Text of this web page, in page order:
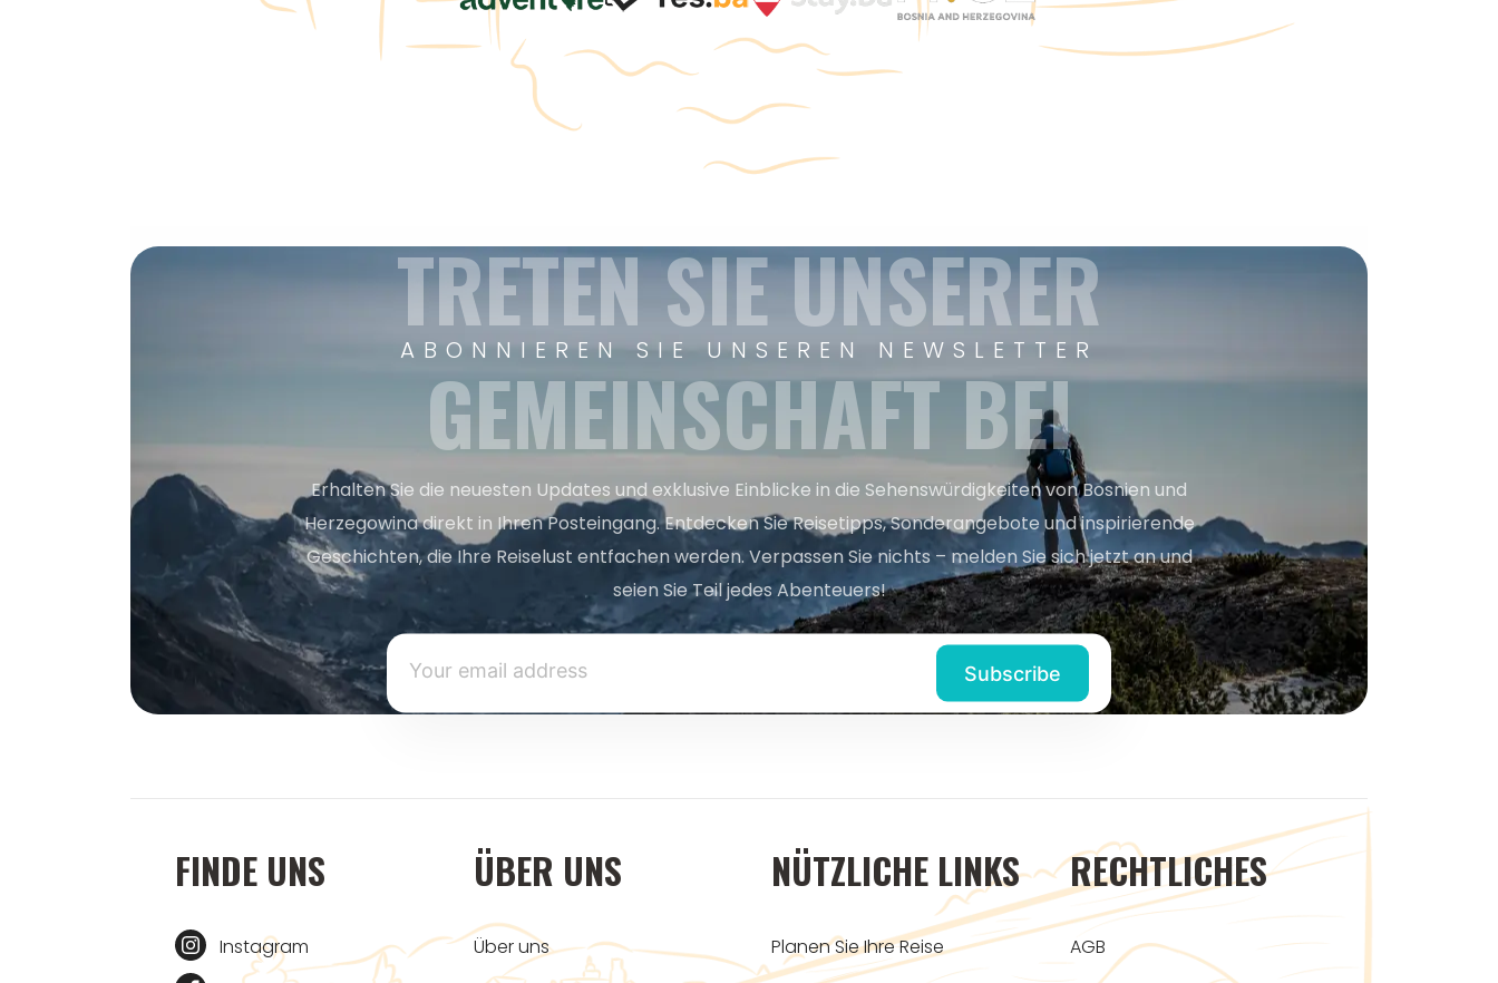
ABONNIEREN SIE UNSEREN NEWSLETTER
TRETEN SIE UNSERER
GEMEINSCHAFT BEI
Erhalten Sie die neuesten Updates und exklusive Einblicke in die Sehenswürdigkeiten von Bosnien und
Herzegowina direkt in Ihren Posteingang. Entdecken Sie Reisetipps, Sonderangebote und inspirierende
Geschichten, die Ihre Reiselust entfachen werden. Verpassen Sie nichts – melden Sie sich jetzt an und
seien Sie Teil jedes Abenteuers!
FINDE UNS
Instagram
ÜBER UNS
Über uns
NÜTZLICHE LINKS
Planen Sie Ihre Reise
RECHTLICHES
AGB